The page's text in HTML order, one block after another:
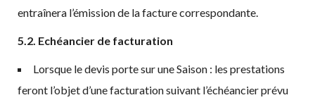
entraînera l’émission de la facture correspondante.
5.2. Echéancier de facturation
Lorsque le devis porte sur une Saison : les prestations
feront l’objet d’une facturation suivant l’échéancier prévu